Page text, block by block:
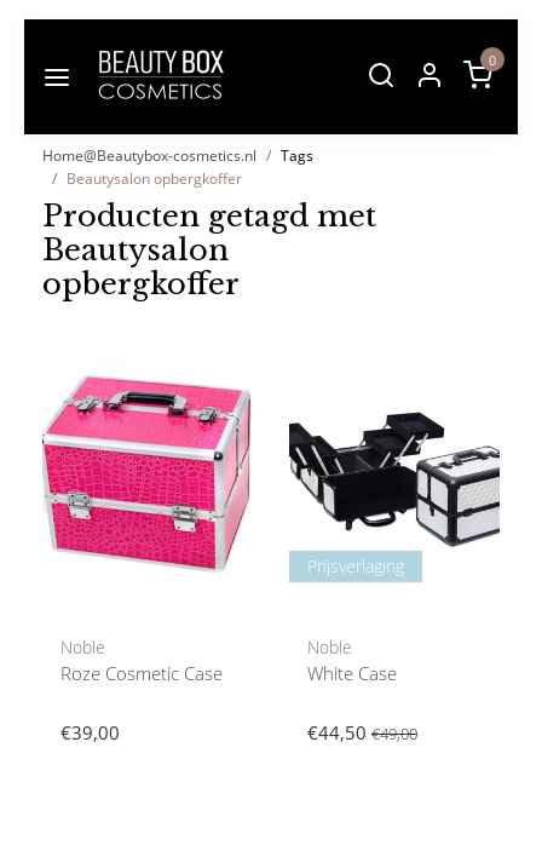
0
Home@Beautybox-cosmetics.nl
Tags
Beautysalon opbergkoffer
Producten getagd met
Beautysalon
opbergkoffer
Noble
Roze Cosmetic Case
€39,00
Prijsverlaging
Noble
White Case
€44,50 €49,00